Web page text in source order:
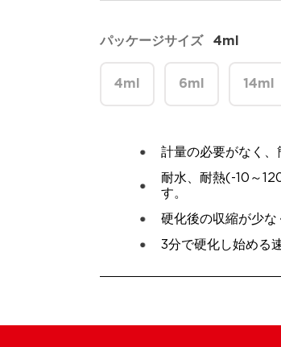
パッケージサイズ 4ml
4ml 6ml 14ml
計量の必要がなく、
耐水、耐熱(-10～
す。
硬化後の収縮が少な
3分で硬化し始める